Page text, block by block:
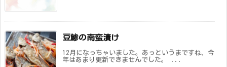
豆鯵の南蛮漬け
12月になっちゃいました。あっというまですね、今
年はあまり更新できませんでした。 ...